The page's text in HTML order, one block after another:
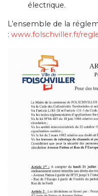
électrique.
L’ensemble de la
: www.folschviller.fr/